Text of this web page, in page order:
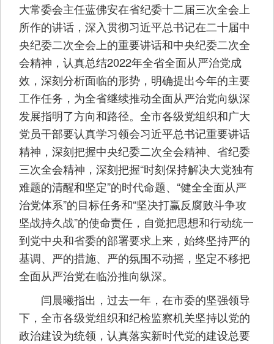
大常委会主任蓝佛安在省纪委十二届三次全会上
所作的讲话，深入贯彻习近平总书记在二十届中
央纪委二次全会上的重要讲话和中央纪委二次全
会精神，认真总结2022年全省全面从严治党成
效，深刻分析面临的形势，明确提出今年的主要
工作任务，为全省继续推动全面从严治党向纵深
发展指明了方向和路径。全市各级党组织和广大
党员干部要认真学习领会习近平总书记重要讲话
精神，深刻把握中央纪委二次全会精神、省纪委
三次全会精神，深刻把握“时刻保持解决大党独有
难题的清醒和坚定”的时代命题、“健全全面从严
治党体系”的目标任务和“坚决打赢反腐败斗争攻
坚战持久战”的使命责任，自觉把思想和行动统一
到党中央和省委的部署要求上来，始终坚持严的
基调、严的措施、严的氛围不动摇，坚定不移把
全面从严治党在临汾推向纵深。
闫晨曦指出，过去一年，在市委的坚强领导
下，全市各级党组织和纪检监察机关坚持以党的
政治建设为统领，认真落实新时代党的建设总要